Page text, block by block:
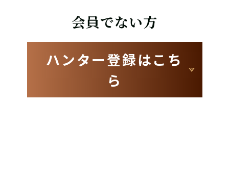
会員でない方
ハンター登録はこち
ら